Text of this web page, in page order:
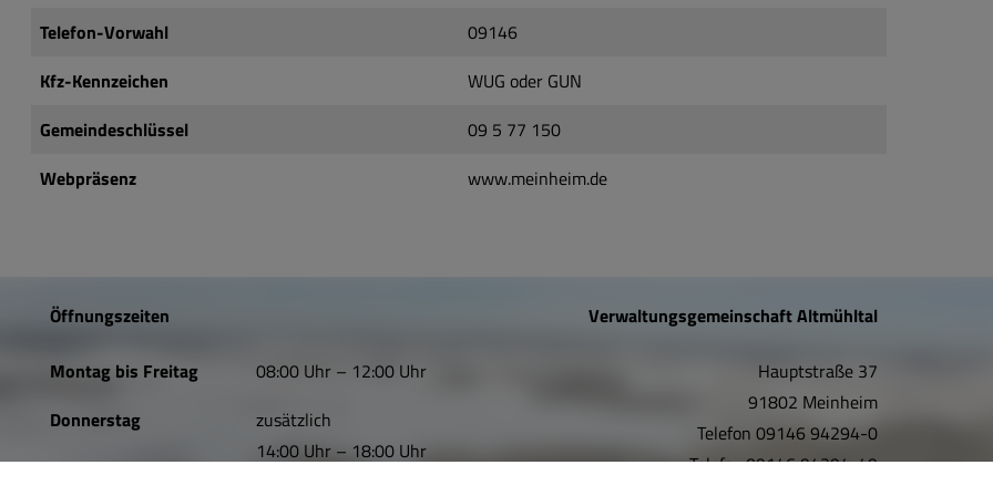
Telefon-Vorwahl
09146
Kfz-Kennzeichen
WUG oder GUN
Gemeindeschlüssel
09 5 77 150
Webpräsenz
www.meinheim.de
Öffnungszeiten
Montag bis Freitag
08:00 Uhr – 12:00 Uhr
Donnerstag
zusätzlich
14:00 Uhr – 18:00 Uhr
Verwaltungsgemeinschaft Altmühltal
Hauptstraße 37
91802 Meinheim
Telefon 09146 94294-0
Telefax09146 94294-49